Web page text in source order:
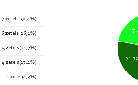
7 zetels (30,4%)
6 zetels (26,1%)
5 zetels (21,7%)
4 zetels (17,4%)
1 zetel (4,3%)